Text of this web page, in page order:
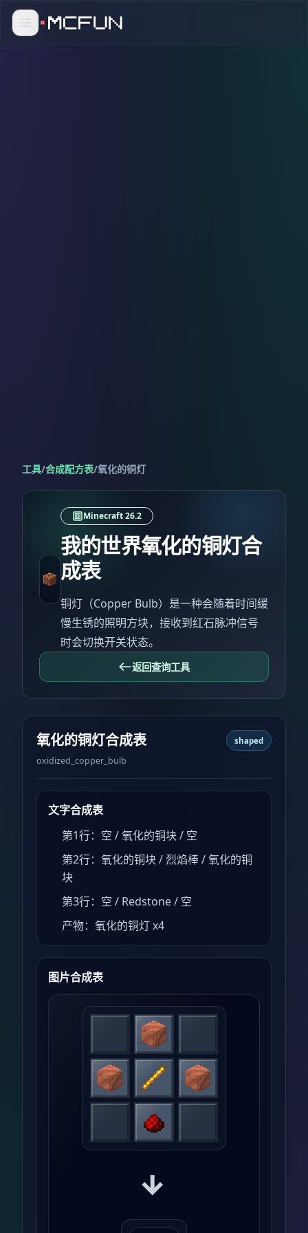
工具/合成配方表/氧化的铜灯
Minecraft 26.2
我的世界氧化的铜灯合
成表
铜灯（Copper Bulb）是一种会随着时间缓
慢生锈的照明方块，接收到红石脉冲信号
时会切换开关状态。
返回查询工具
氧化的铜灯合成表
oxidized_copper_bulb
shaped
文字合成表
第1行：空 / 氧化的铜块 / 空
第2行：氧化的铜块 / 烈焰棒 / 氧化的铜
块
第3行：空 / Redstone / 空
产物：氧化的铜灯 x4
图片合成表
→